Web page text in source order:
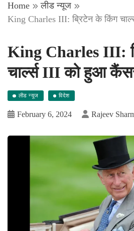
Home
लीड न्यूज
King Charles III: ब्रिटेन के किंग
King Charles III:
चार्ल्स III को हुआ
लीड न्यूज विदेश
February 6, 2024 Rajeev